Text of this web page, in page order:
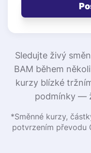
Sledujte živý
BAM během
kurzy blízké
podmínky —
*Směnné kurzy,
potvrzením převodu